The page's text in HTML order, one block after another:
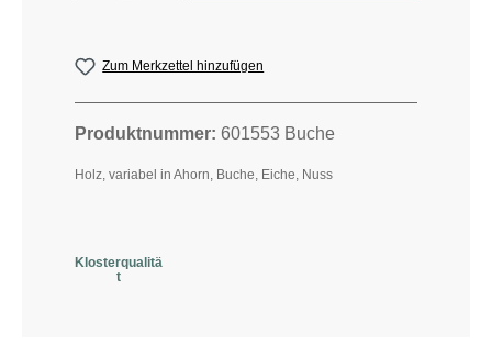
Zum Merkzettel hinzufügen
Produktnummer: 601553 Buche
Holz, variabel in Ahorn, Buche, Eiche, Nuss
Klosterqualitä
t